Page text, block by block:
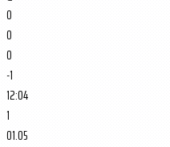
0
0
0
-1
12:04
1
01.05